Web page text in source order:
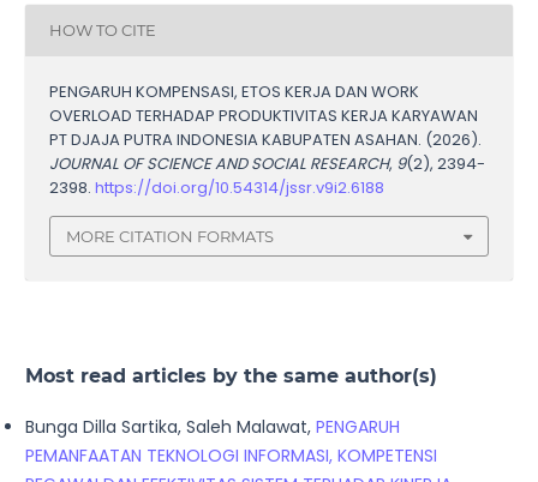
HOW TO CITE
PENGARUH KOMPENSASI, ETOS KERJA DAN WORK
OVERLOAD TERHADAP PRODUKTIVITAS KERJA KARYAWAN
PT DJAJA PUTRA INDONESIA KABUPATEN ASAHAN. (2026).
JOURNAL OF SCIENCE AND SOCIAL RESEARCH, 9(2), 2394-
2398. https://doi.org/10.54314/jssr.v9i2.6188
MORE CITATION FORMATS
Most read articles by the same author(s)
Bunga Dilla Sartika, Saleh Malawat, PENGARUH
PEMANFAATAN TEKNOLOGI INFORMASI, KOMPETENSI